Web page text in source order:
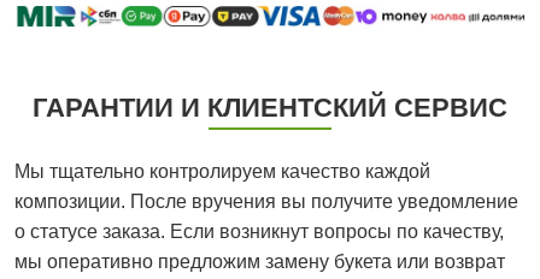
ГАРАНТИИ И КЛИЕНТСКИЙ СЕРВИС
Мы тщательно контролируем качество каждой
композиции. После вручения вы получите уведомление
о статусе заказа. Если возникнут вопросы по качеству,
мы оперативно предложим замену букета или возврат